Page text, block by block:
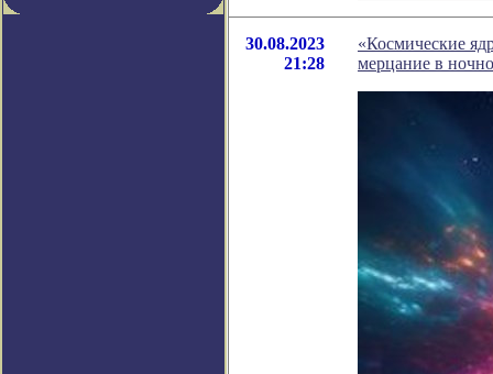
30.08.2023
21:28
«Космические
мерцание в